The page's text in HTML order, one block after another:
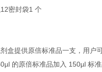
12密封袋1 个
盒提供原倍标准品一支，用户
的原倍标准品加入 150µl 标